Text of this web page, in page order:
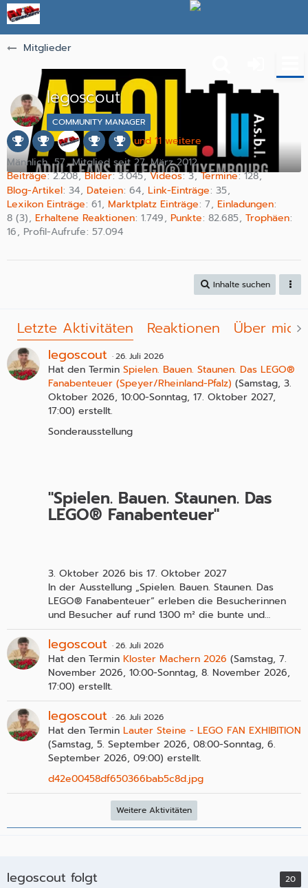
Mitglieder
legoscout
COMMUNITY MANAGER
und 11 weitere
Männlich 57 Mitglied seit 27. März 2012
Beiträge 2.208 Bilder 3.045 Videos 3 Termine 128
Blog-Artikel 34 Dateien 64 Link-Einträge 35
Lexikon Einträge 61 Marktplatz Einträge 7 Einladungen
8 (3) Erhaltene Reaktionen 1.749 Punkte 82.685 Trophäen
16 Profil-Aufrufe 57.094
Inhalte suchen
Letzte Aktivitäten Reaktionen Über mich
legoscout 26. Juli 2026
Hat den Termin Spielen. Bauen. Staunen. Das LEGO®
Fanabenteuer (Speyer/Rheinland-Pfalz) (Samstag, 3.
Oktober 2026, 10:00-Sonntag, 17. Oktober 2027,
17:00) erstellt.
Sonderausstellung
"Spielen. Bauen. Staunen. Das
LEGO® Fanabenteuer"
3. Oktober 2026 bis 17. Oktober 2027
In der Ausstellung „Spielen. Bauen. Staunen. Das
LEGO® Fanabenteuer“ erleben die Besucherinnen
und Besucher auf rund 1300 m² die bunte und…
legoscout 26. Juli 2026
Hat den Termin Kloster Machern 2026 (Samstag, 7.
November 2026, 10:00-Sonntag, 8. November 2026,
17:00) erstellt.
legoscout 26. Juli 2026
Hat den Termin Lauter Steine - LEGO FAN EXHIBITION
(Samstag, 5. September 2026, 08:00-Sonntag, 6.
September 2026, 09:00) erstellt.
d42e00458df650366bab5c8d.jpg
Weitere Aktivitäten
legoscout folgt 20